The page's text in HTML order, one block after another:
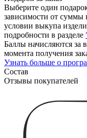
Выберите один
зависимости от суммы
условии выкупа
подробности в разделе
Баллы начисляются за
момента получения
Узнать больше о
Состав
Отзывы покупателей